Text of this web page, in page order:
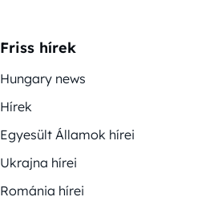
Friss hírek
Hungary news
Hírek
Egyesült Államok hírei
Ukrajna hírei
Románia hírei